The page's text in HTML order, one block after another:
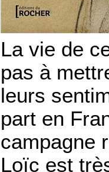
La vie de
pas à
leurs
part en
campagne
Loïc est